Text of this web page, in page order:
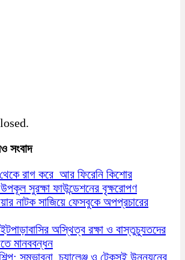
সংবাদ
থেকে রাগ করে আর ফিরেনি কিশোর
সুরক্ষা ফাউন্ডেশনের বৃক্ষরোপণ
নাটক সাজিয়ে ফেসবুকে অপপ্রচারের
অস্থিত্ব রক্ষা ও বাস্তুচ্যুতদের
মানববন্ধন
সম্ভাবনা, চ্যালেঞ্জ ও টেকসই উন্নয়নের